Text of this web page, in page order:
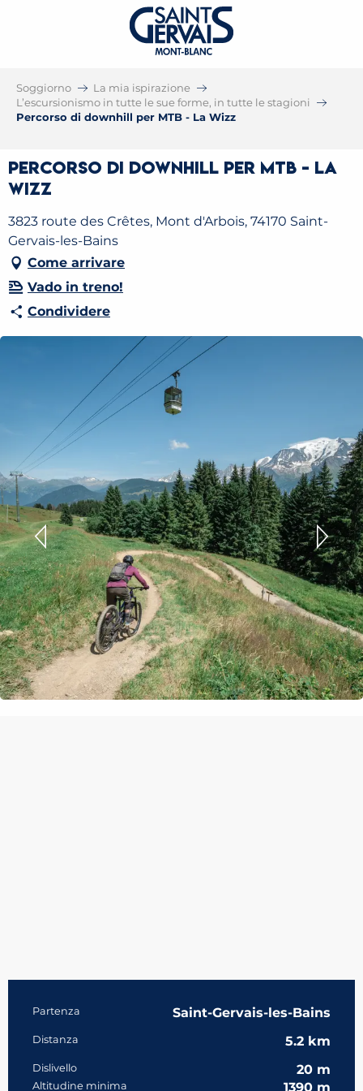
Soggiorno
La mia ispirazione
L’escursionismo in tutte le sue forme, in tutte le stagioni
Percorso di downhill per MTB - La Wizz
Percorso di downhill per MTB - La
Wizz
3823 route des Crêtes, Mont d'Arbois, 74170 Saint-
Gervais-les-Bains
Come arrivare
Vado in treno!
Condividere
Informazioni pratiche
Partenza Saint-Gervais-les-Bains
Distanza 5.2 km
Dislivello 20 m
Altitudine minima 1390 m